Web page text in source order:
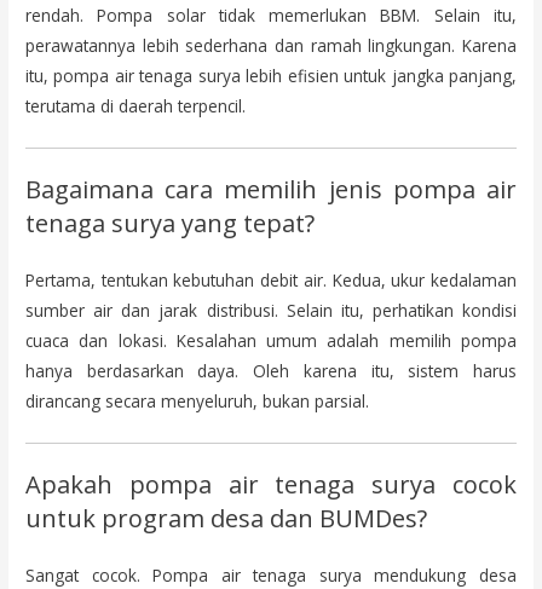
rendah. Pompa solar tidak memerlukan BBM. Selain itu,
perawatannya lebih sederhana dan ramah lingkungan. Karena
itu, pompa air tenaga surya lebih efisien untuk jangka panjang,
terutama di daerah terpencil.
Bagaimana cara memilih jenis pompa air
tenaga surya yang tepat?
Pertama, tentukan kebutuhan debit air. Kedua, ukur kedalaman
sumber air dan jarak distribusi. Selain itu, perhatikan kondisi
cuaca dan lokasi. Kesalahan umum adalah memilih pompa
hanya berdasarkan daya. Oleh karena itu, sistem harus
dirancang secara menyeluruh, bukan parsial.
Apakah pompa air tenaga surya cocok
untuk program desa dan BUMDes?
Sangat cocok. Pompa air tenaga surya mendukung desa